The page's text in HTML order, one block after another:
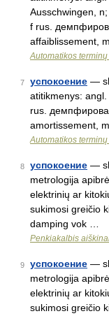
Ausschwingen,
f rus.
affaiblissement,
Automatikos
7 успокоение —
atitikmenys:
rus.
amortissement,
Automatikos
8 успокоение —
metrologija
elektrinių ar
sukimosi greičio
damping vok …
Penkiakalbis
9 успокоение —
metrologija
elektrinių ar
sukimosi greičio